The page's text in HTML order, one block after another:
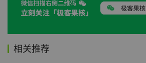
相关推荐